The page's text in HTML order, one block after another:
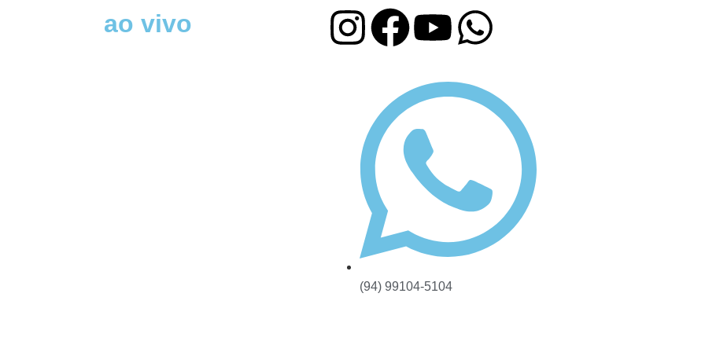
ao vivo
(94) 99104-5104